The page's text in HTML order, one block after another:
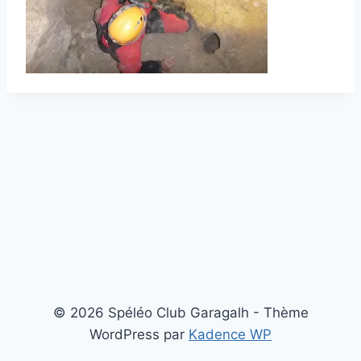
© 2026 Spéléo Club Garagalh - Thème
WordPress par Kadence WP